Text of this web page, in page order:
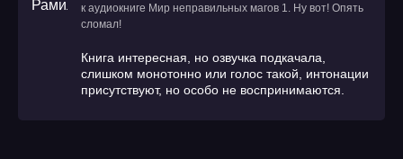
к аудиокниге Мир неправильных магов 1. Ну вот! Опять
сломал!
Книга интересная, но озвучка подкачала,
слишком монотонно или голос такой, интонации
присутствуют, но особо не воспринимаются.